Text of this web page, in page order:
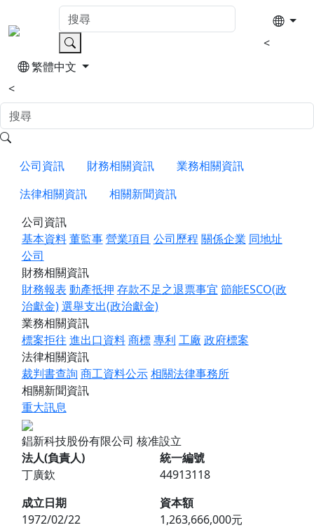
<
繁體中文
<
公司資訊 財務相關資訊
業務相關資訊
法律相關資訊
相關新聞資訊
公司資訊
基本資料董監事營業項目 公司歷程 關係企業 同地址
公司
財務相關資訊
財務報表 動產抵押 存款不足之退票事宜 節能ESCO(政
治獻金)選舉支出(政治獻金)
業務相關資訊
標案拒往 進出口資料商標專利 工廠 政府標案
法律相關資訊
裁判書查詢 商工資料公示相關法律事務所
相關新聞資訊
重大訊息
錩新科技股份有限公司 核准設立
法人(負責人)
丁廣欽
統一編號
44913118
成立日期
1972/02/22
資本額
1,263,666,000元